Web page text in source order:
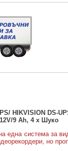
HIKVISION DS-
9 Ah, 4x Шуко
една система за
но